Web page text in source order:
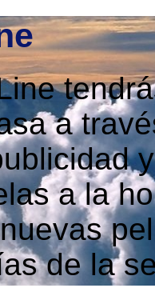
a
a la
de la